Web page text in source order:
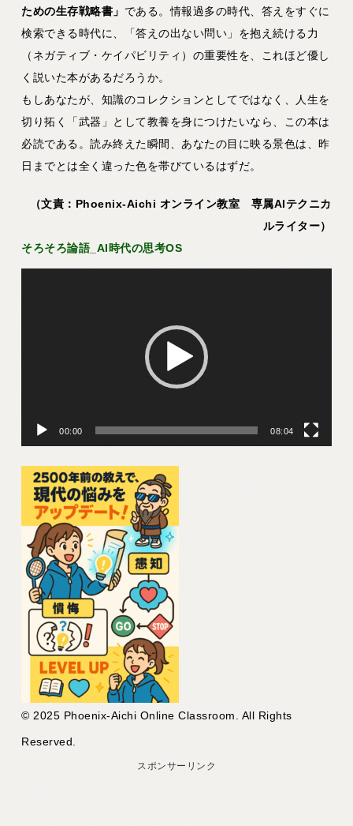
ための生存戦略書」 である。情報過多の時代、答えをすぐに
検索できる時代に、「答えの出ない問い」を抱え続ける力
（ネガティブ・ケイパビリティ）の重要性を、これほど優し
く説いた本があるだろうか。
もしあなたが、知識のコレクションとしてではなく、人生を
切り拓く「武器」として教養を身につけたいなら、この本は
必読である。読み終えた瞬間、あなたの目に映る景色は、昨
日までとは全く違った色を帯びているはずだ。
（文責：Phoenix-Aichi オンライン教室 専属AIテクニカ
ルライター）
そろそろ論語_AI時代の思考OS
00:00 08:04
© 2025 Phoenix-Aichi Online Classroom. All Rights
Reserved.
スポンサーリンク